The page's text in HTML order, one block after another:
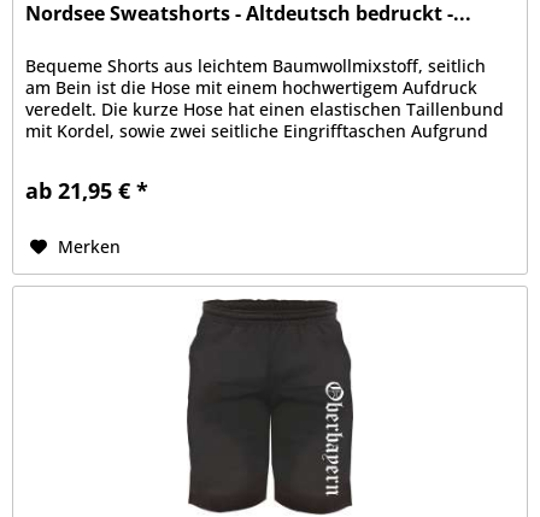
Nordsee Sweatshorts - Altdeutsch bedruckt -...
Bequeme Shorts aus leichtem Baumwollmixstoff, seitlich
am Bein ist die Hose mit einem hochwertigem Aufdruck
veredelt. Die kurze Hose hat einen elastischen Taillenbund
mit Kordel, sowie zwei seitliche Eingrifftaschen Aufgrund
ab 21,95 € *
Merken